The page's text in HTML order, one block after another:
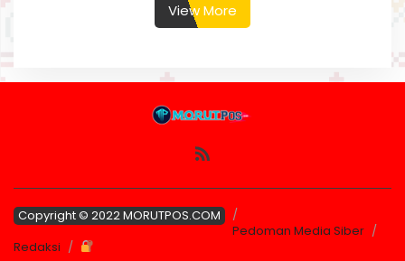
View More
Copyright © 2022 MORUTPOS.COM
Pedoman Media Siber
Redaksi